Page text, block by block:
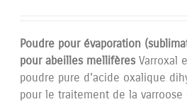
Poudre pour évaporation
pour abeilles mellifères Varroxal
poudre pure d'acide oxalique
pour le traitement de la varroose